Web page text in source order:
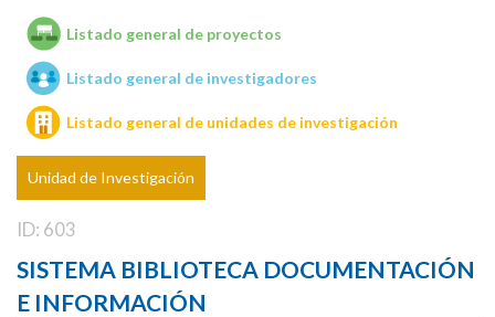
Unidades de investigación
Listado general de proyectos
Listado general de investigadores
Listado general de unidades de investigación
Unidad de Investigación
ID: 603
SISTEMA BIBLIOTECA DOCUMENTACIÓN
E INFORMACIÓN